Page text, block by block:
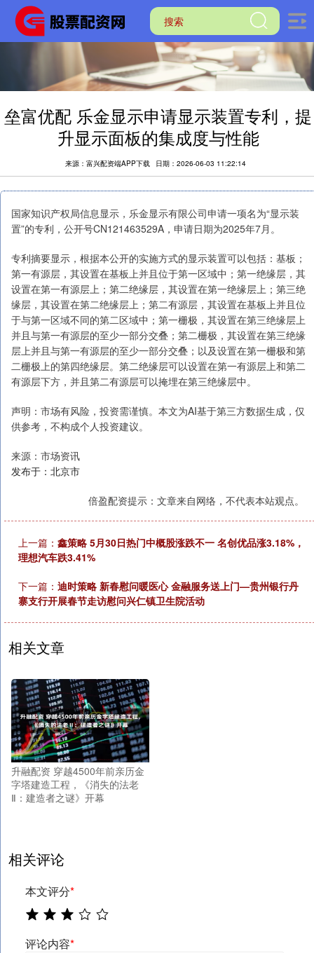
垒富优配 乐金显示申请显示装置专利，提
升显示面板的集成度与性能
来源：富兴配资端APP下载 日期：2026-06-03 11:22:14
国家知识产权局信息显示，乐金显示有限公司申请一项名为“显示装
置”的专利，公开号CN121463529A，申请日期为2025年7月。
专利摘要显示，根据本公开的实施方式的显示装置可以包括：基板；
第一有源层，其设置在基板上并且位于第一区域中；第一绝缘层，其
设置在第一有源层上；第二绝缘层，其设置在第一绝缘层上；第三绝
缘层，其设置在第二绝缘层上；第二有源层，其设置在基板上并且位
于与第一区域不同的第二区域中；第一栅极，其设置在第三绝缘层上
并且与第一有源层的至少一部分交叠；第二栅极，其设置在第三绝缘
层上并且与第一有源层的至少一部分交叠；以及设置在第一栅极和第
二栅极上的第四绝缘层。第二绝缘层可以设置在第一有源层上和第二
有源层下方，并且第二有源层可以掩埋在第三绝缘层中。
声明：市场有风险，投资需谨慎。本文为AI基于第三方数据生成，仅
供参考，不构成个人投资建议。
来源：市场资讯
发布于：北京市
倍盈配资提示：文章来自网络，不代表本站观点。
上一篇： 鑫策略 5月30日热门中概股涨跌不一 名创优品涨3.18%，
理想汽车跌3.41%
下一篇： 迪时策略 新春慰问暖医心 金融服务送上门—贵州银行丹
寨支行开展春节走访慰问兴仁镇卫生院活动
相关文章
升融配资 穿越4500年前亲历金
字塔建造工程，《消失的法老
Ⅱ：建造者之谜》开幕
相关评论
本文评分*
评论内容*